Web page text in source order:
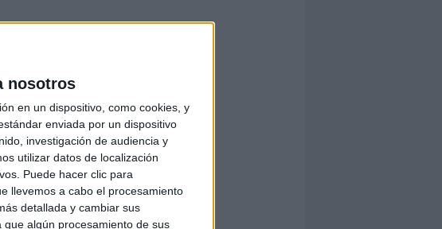
nosotros
en un dispositivo, como cookies, y
enviada por un dispositivo
investigación de audiencia y
utilizar datos de localización
Puede hacer clic para
llevemos a cabo el procesamiento
detallada y cambiar sus
que algún procesamiento de sus